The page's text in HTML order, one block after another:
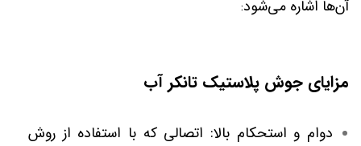
آن‌ها اشاره می‌شود:
مزایای جوش پلاستیک تانکر آب
دوام و استحکام بالا: اتصالی که با استفاده از روش